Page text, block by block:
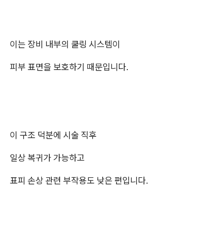
이는 장비 내부의 쿨링 시스템이
피부 표면을 보호하기 때문입니다.
이 구조 덕분에 시술 직후
일상 복귀가 가능하고
표피 손상 관련 부작용도 낮은 편입니다.